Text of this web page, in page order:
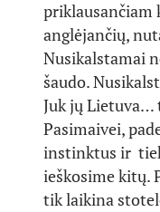
anglėjančių,
Nusikalstamai
šaudo.
Juk jų Lietuva…
Pasimaivei,
instinktus ir
ieškosime kitų.
tik laikina